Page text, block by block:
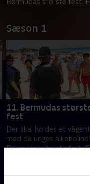
Sæson 1
11. Bermudas
fest
Der skal holdes et
med de unges
Bermudas største fest.
cannabis.